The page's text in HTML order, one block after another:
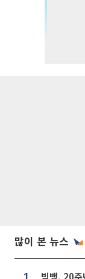
많이 본 뉴스
1.